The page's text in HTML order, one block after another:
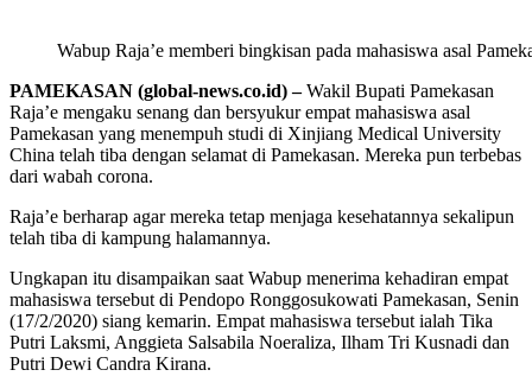
Wabup Raja’e memberi bingkisan pada mahasiswa asal
PAMEKASAN (global-news.co.id) –Wakil Bupati Pamekasan
Raja’e mengaku senang dan bersyukur empat mahasiswa asal
Pamekasan yang menempuh studi di Xinjiang Medical University
China telah tiba dengan selamat di Pamekasan. Mereka pun terbebas
dari wabah corona.
Raja’e berharap agar mereka tetap menjaga kesehatannya sekalipun
telah tiba di kampung halamannya.
Ungkapan itu disampaikan saat Wabup menerima kehadiran empat
mahasiswa tersebut di Pendopo Ronggosukowati Pamekasan, Senin
(17/2/2020) siang kemarin. Empat mahasiswa tersebut ialah Tika
Putri Laksmi, Anggieta Salsabila Noeraliza, Ilham Tri Kusnadi dan
Putri Dewi Candra Kirana.